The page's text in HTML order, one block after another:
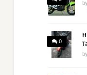
by
0
by